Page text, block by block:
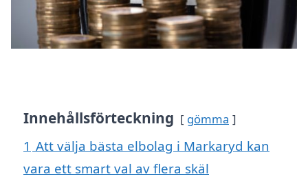
Innehållsförteckning gömma
1 Att välja bästa elbolag i Markaryd kan
vara ett smart val av flera skäl